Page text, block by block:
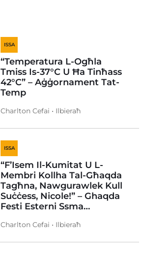
ISSA
“Temperatura L-Ogħla
Tmiss Is-37°C U Ħa Tinħass
42°C” – Aġġornament Tat-
Temp
Charlton Cefai • Ilbieraħ
ISSA
“F’Isem Il-Kumitat U L-
Membri Kollha Tal-Għaqda
Tagħna, Nawgurawlek Kull
Suċċess, Nicole!” – Ghaqda
Festi Esterni Ssma…
Charlton Cefai • Ilbieraħ